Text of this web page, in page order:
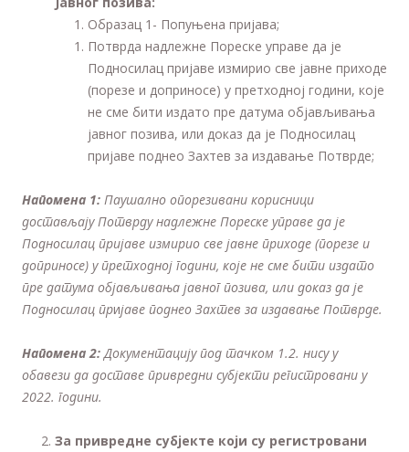
Образац 1- Попуњена пријава;
Потврда надлежне Пореске управе да је
Подносилац пријаве измирио све јавне приходе
(порезе и доприносе) у претходној години, које
не сме бити издато пре датума објављивања
јавног позива, или доказ да је Подносилац
пријаве поднео Захтев за издавање Потврде;
Напомена 1: Паушално опорезивани корисници
достављају Потврду надлежне Пореске управе да је
Подносилац пријаве измирио све јавне приходе (порезе и
доприносе) у претходној години, које не сме бити издато
пре датума објављивања јавног позива, или доказ да је
Подносилац пријаве поднео Захтев за издавање Потврде.
Напомена2: Документацију под тачком 1.2. нису у
обавези да доставе привредни субјекти регистровани у
2022. години.
За привредне субјекте који су регистровани